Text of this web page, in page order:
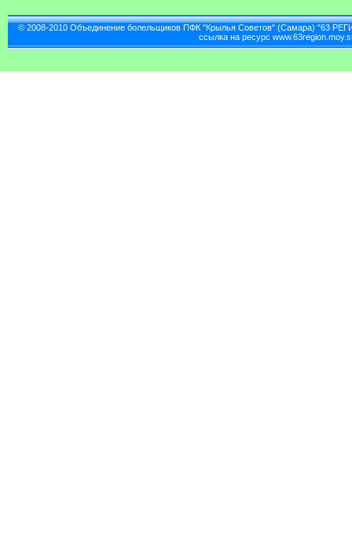
© 2008-2010 Объединение болельщиков ПФК "Крылья Советов" (Самара) "63
ссылка на ресурс